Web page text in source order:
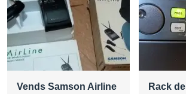
Vends Samson Airline
Rack de